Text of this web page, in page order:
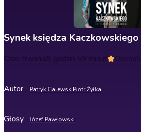
Synek księdza Kaczkowskiego
Czas trwania9 godzin 59 minut Ocena5
Autor Patryk GalewskiPiotr Żyłka
Głosy Józef Pawłowski